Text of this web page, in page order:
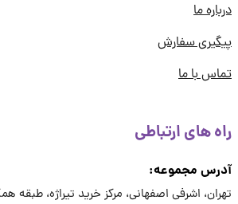
ما
سفارش
با ما
های ارتباطی
مجموعه:
اشرفی اصفهانی، مرکز خرید تیراژه، طبقه همکف ،